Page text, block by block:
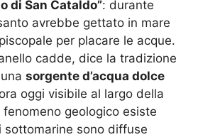
di San Cataldo”: durante
avrebbe gettato in mare
per placare le acque.
cadde, dice la tradizione
sorgente d’acqua dolce
oggi visibile al largo della
geologico esiste
sottomarine sono diffuse